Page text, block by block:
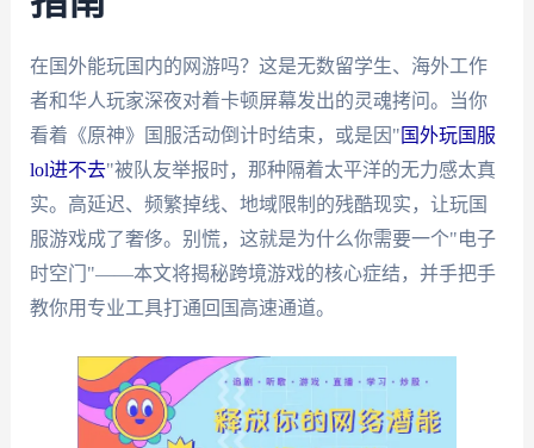
在国外能玩国内的网游吗？这是无数留学生、海外工作
者和华人玩家深夜对着卡顿屏幕发出的灵魂拷问。当你
看着《原神》国服活动倒计时结束，或是因" 国外玩国服
lol进不去"被队友举报时，那种隔着太平洋的无力感太真
实。高延迟、频繁掉线、地域限制的残酷现实，让玩国
服游戏成了奢侈。别慌，这就是为什么你需要一个"电子
时空门"——本文将揭秘跨境游戏的核心症结，并手把手
教你用专业工具打通回国高速通道。